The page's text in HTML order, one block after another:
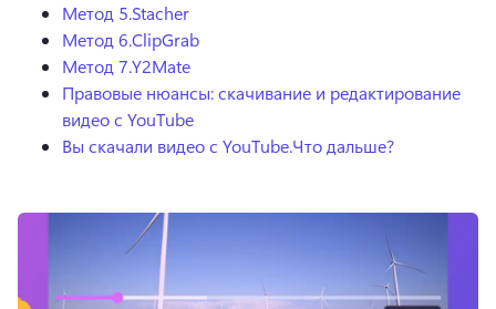
Метод 5.Stacher
Метод 6.ClipGrab
Метод 7.Y2Mate
Правовые нюансы: скачивание и редактирование
видео с YouTube
Вы скачали видео с YouTube.Что дальше?